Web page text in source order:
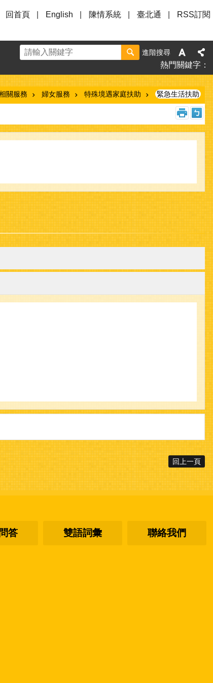
回首頁 English 陳情系統 臺北通 RSS訂閱
進階搜尋
熱門關鍵字
關服務 婦女服務 特殊境遇家庭扶助 緊急生活扶助
回上一頁
答 雙語詞彙 聯絡我們